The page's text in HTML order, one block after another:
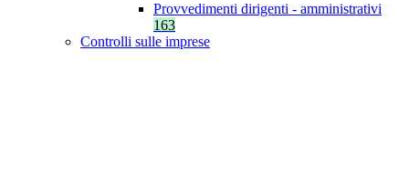
Provvedimenti dirigenti - amministrativi
163
Controlli sulle imprese